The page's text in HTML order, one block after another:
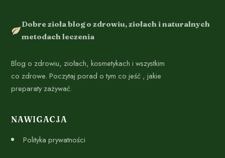
Dobre zioła blog o zdrowiu, ziołach i naturalnych
metodach leczenia
Blog o zdrowiu, ziołach, kosmetykach i wszystkim
co zdrowe. Poczytaj porad o tym co jeść , jakie
preparaty zażywać.
NAWIGACJA
Polityka prywatności